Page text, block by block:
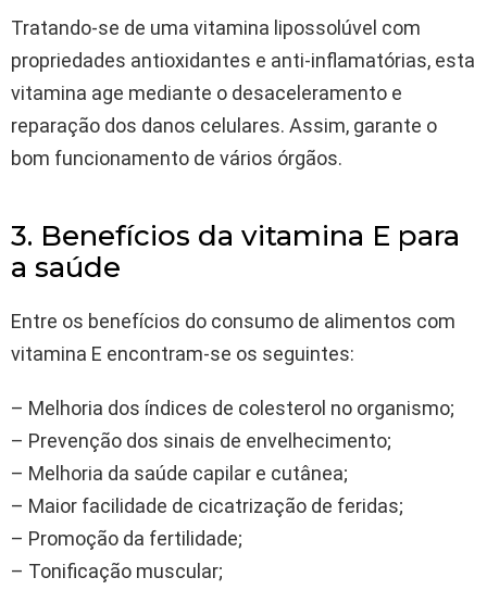
Tratando-se de uma vitamina lipossolúvel com
propriedades antioxidantes e anti-inflamatórias, esta
vitamina age mediante o desaceleramento e
reparação dos danos celulares. Assim, garante o
bom funcionamento de vários órgãos.
3. Benefícios da vitamina E para
a saúde
Entre os benefícios do consumo de alimentos com
vitamina E encontram-se os seguintes:
– Melhoria dos índices de colesterol no organismo;
– Prevenção dos sinais de envelhecimento;
– Melhoria da saúde capilar e cutânea;
– Maior facilidade de cicatrização de feridas;
– Promoção da fertilidade;
– Tonificação muscular;